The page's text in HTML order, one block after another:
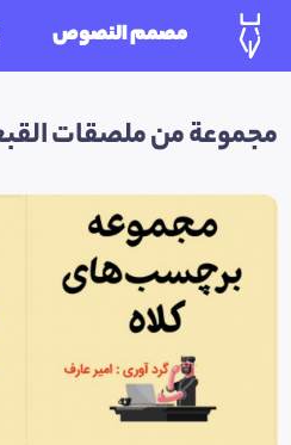
مصمم النصوص
مجموعة من ملصقات